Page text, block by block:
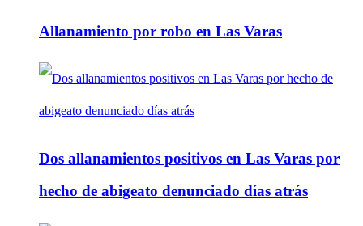
Allanamiento por robo en Las Varas
Dos allanamientos positivos en Las Varas por
hecho de abigeato denunciado días atrás